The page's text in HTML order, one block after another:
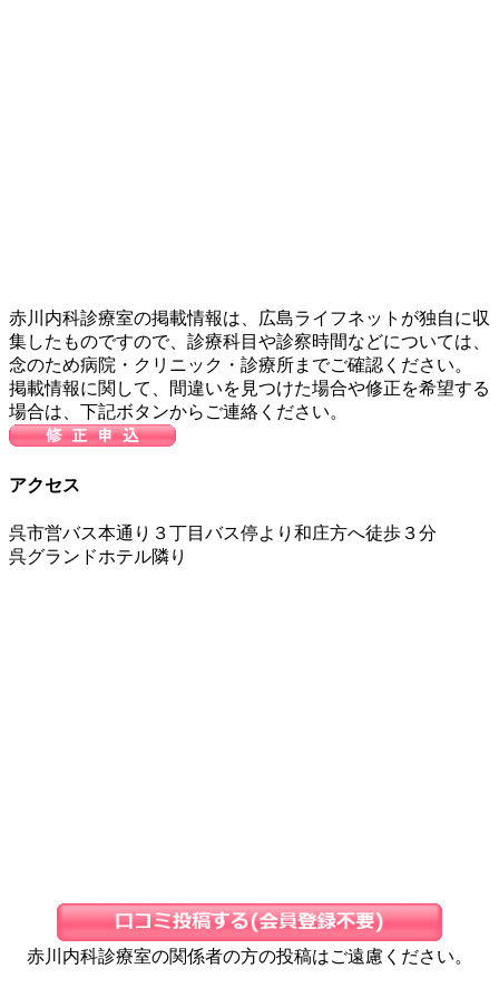
赤川内科診療室の掲載情報は、広島ライフネットが独自に収
集したものですので、診療科目や診察時間などについては、
念のため病院・クリニック・診療所までご確認ください。
掲載情報に関して、間違いを見つけた場合や修正を希望する
場合は、下記ボタンからご連絡ください。
アクセス
呉市営バス本通り３丁目バス停より和庄方へ徒歩３分
呉グランドホテル隣り
赤川内科診療室の関係者の方の投稿はご遠慮ください。